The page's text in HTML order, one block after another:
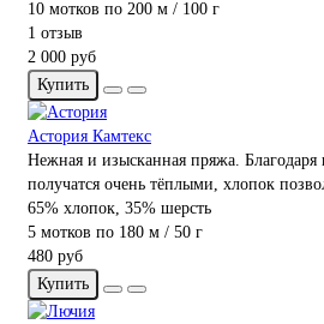
10 мотков по 200 м / 100 г
1 отзыв
2 000 руб
Купить
Астория Камтекс
Нежная и изысканная пряжа. Благодаря
получатся очень тёплыми, хлопок
65% хлопок, 35% шерсть
5 мотков по 180 м / 50 г
480 руб
Купить